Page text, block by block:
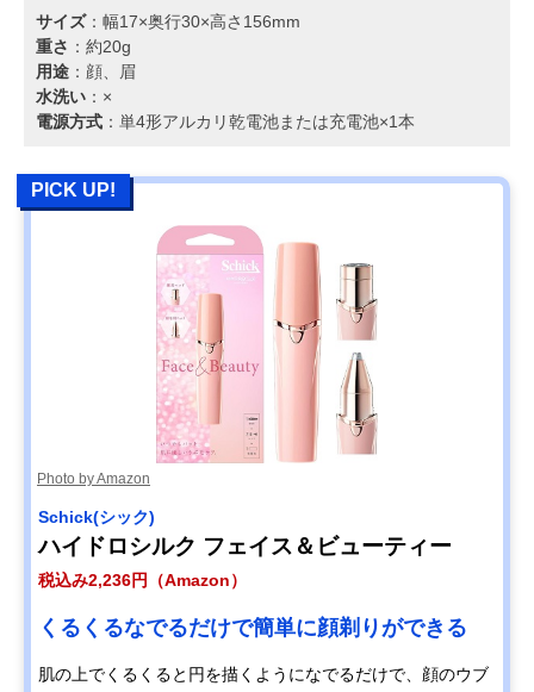
サイズ：幅17×奥行30×高さ156mm
重さ ：約20g
用途 ：顔、眉
水洗い ：×
電源方式 ：単4形アルカリ乾電池または充電池×1本
PICK UP!
Photo by Amazon
Schick(シック)
ハイドロシルク フェイス＆ビューティー
税込み2,236円（Amazon）
くるくるなでるだけで簡単に顔剃りができる
肌の上でくるくると円を描くようになでるだけで、顔のウブ